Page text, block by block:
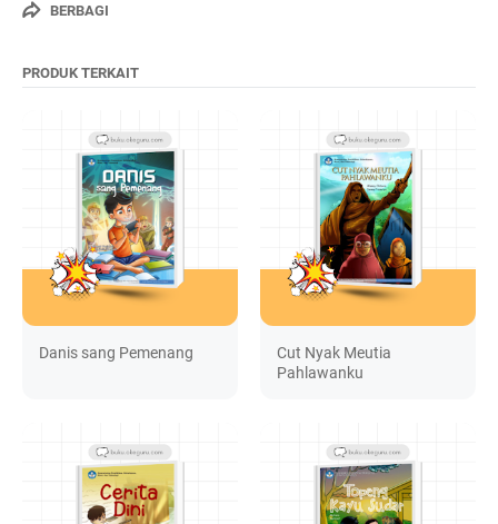
BERBAGI
PRODUK TERKAIT
Danis sang Pemenang
Cut Nyak Meutia
Pahlawanku